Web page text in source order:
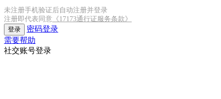
未注册手机验证后自动注册并登录
注册即代表同意 《17173通行证服务条款》
登录
密码登录
需要帮助
社交账号登录